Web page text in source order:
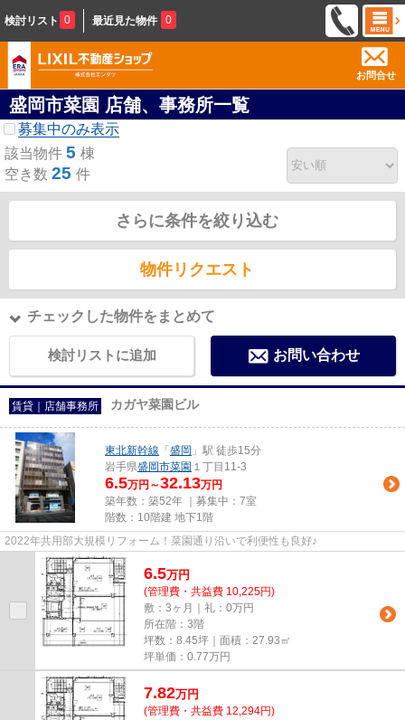
検討リスト 0 最近見た物件 0
お問合せ
盛岡市菜園 店舗、事務所一覧
募集中のみ表示
該当物件 5 棟
空き数 25 件
さらに条件を絞り込む
物件リクエスト
チェックした物件をまとめて
検討リストに追加 お問い合わせ
賃貸｜店舗事務所 カガヤ菜園ビル
東北新幹線 「 盛岡 」駅 徒歩15分
岩手県盛岡市菜園 １丁目11-3
6.5万円～32.13万円
築年数：築52年 ｜募集中： 7室
階数：10階建 地下1階
2022年共用部大規模リフォーム！菜園通り沿いで利便性も良好♪
6.5万円
(管理費・共益費 10,225円)
敷：3ヶ月｜礼：0万円
所在階：3階
坪数：8.45坪｜面積：27.93㎡
坪単価： 0.77万円
7.82万円
(管理費・共益費 12,294円)